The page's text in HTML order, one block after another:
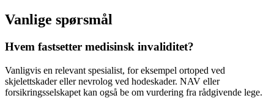
Vanlige spørsmål
Hvem fastsetter medisinsk invaliditet?
Vanligvis en relevant spesialist, for eksempel ortoped ved
skjelettskader eller nevrolog ved hodeskader. NAV eller
forsikringsselskapet kan også be om vurdering fra rådgivende lege.